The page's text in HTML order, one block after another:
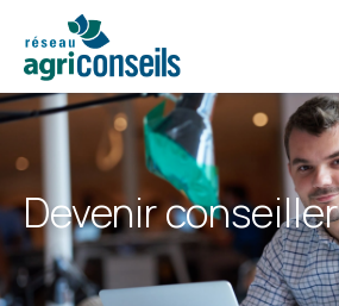
Devenir conseiller